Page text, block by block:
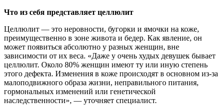
Что из себя представляет целлюлит
Целлюлит — это неровности, бугорки и ямочки на коже,
преимущественно в зоне живота и бедер. Как явление, он
может появиться абсолютно у разных женщин, вне
зависимости от их веса. «Даже у очень худых девушек бывает
целлюлит. Около 80% женщин имеют ту или иную степень
этого дефекта. Изменения в коже происходят в основном из-за
малоподвижного образа жизни, неправильного питания,
гормональных изменений или генетической
наследственности», — уточняет специалист.